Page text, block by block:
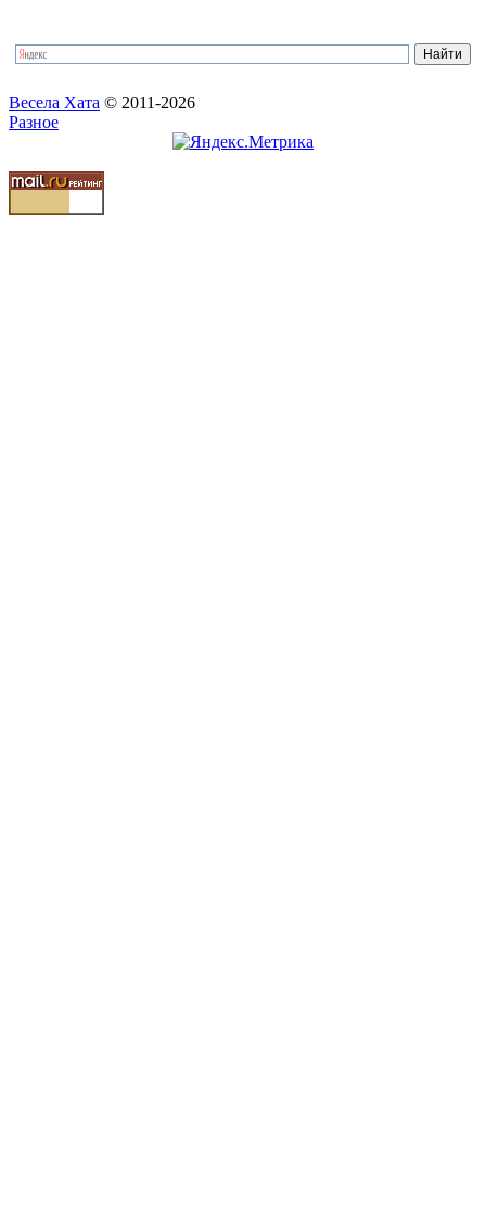
Весела Хата © 2011-2026
Разное